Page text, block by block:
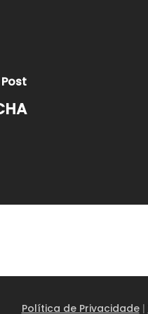
Política de Privacidade|